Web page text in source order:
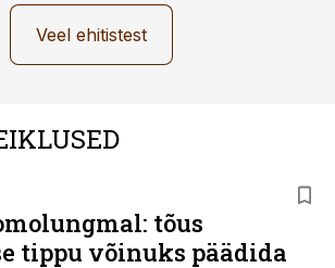
Veel ehitistest
tõus
tippu võinuks päädida